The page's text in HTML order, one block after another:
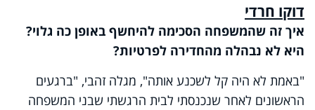
דוקו חרדי
איך זה שהמשפחה הסכימה להיחשף באופן כה גלוי?
היא לא נבהלה מהחדירה לפרטיות?
"באמת לא היה קל לשכנע אותה", מגלה זהבי, "ברגעים
הראשונים לאחר שנכנסתי לבית הרגשתי שבני המשפחה